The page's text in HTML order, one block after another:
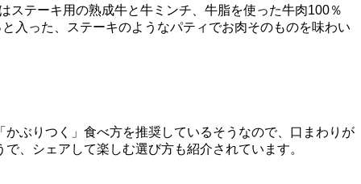
テーキ用の熟成牛と牛ミンチ、牛脂を使った牛肉100％
入った、ステーキのようなパティでお肉そのものを味わい
ぶりつく」食べ方を推奨しているそうなので、口まわりが
、シェアして楽しむ選び方も紹介されています。